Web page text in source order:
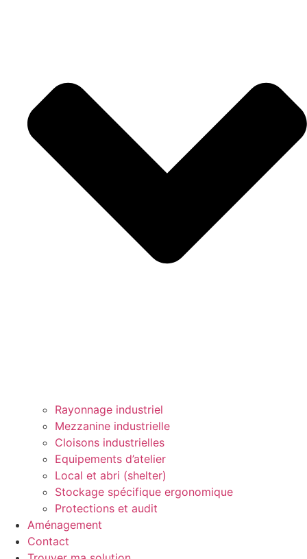
Rayonnage industriel
Mezzanine industrielle
Cloisons industrielles
Equipements d’atelier
Local et abri (shelter)
Stockage spécifique ergonomique
Protections et audit
Aménagement
Contact